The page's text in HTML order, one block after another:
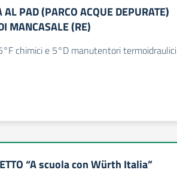
AL PAD (PARCO ACQUE DEPURATE)
MANCASALE (RE)
chimici e 5°D manutentori termoidraulici
“A scuola con Würth Italia”